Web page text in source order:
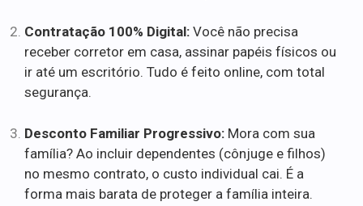
Contratação 100% Digital: Você não precisa
receber corretor em casa, assinar papéis físicos ou
ir até um escritório. Tudo é feito online, com total
segurança.
Desconto Familiar Progressivo: Mora com sua
família? Ao incluir dependentes (cônjuge e filhos)
no mesmo contrato, o custo individual cai. É a
forma mais barata de proteger a família inteira.